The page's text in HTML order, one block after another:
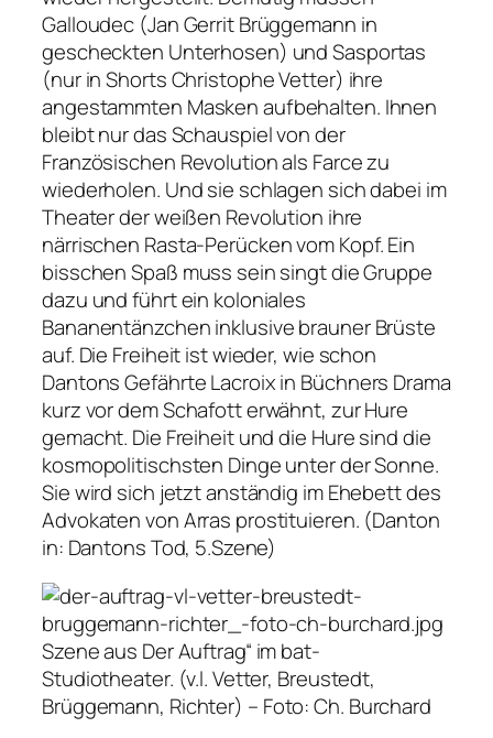
Galloudec (Jan Gerrit Brüggemann in
gescheckten Unterhosen) und Sasportas
(nur in Shorts Christophe Vetter) ihre
angestammten Masken aufbehalten. Ihnen
bleibt nur das Schauspiel von der
Französischen Revolution als Farce zu
wiederholen. Und sie schlagen sich dabei im
Theater der weißen Revolution ihre
närrischen Rasta-Perücken vom Kopf. Ein
bisschen Spaß muss sein singt die Gruppe
dazu und führt ein koloniales
Bananentänzchen inklusive brauner Brüste
auf. Die Freiheit ist wieder, wie schon
Dantons Gefährte Lacroix in Büchners Drama
kurz vor dem Schafott erwähnt, zur Hure
gemacht. Die Freiheit und die Hure sind die
kosmopolitischsten Dinge unter der Sonne.
Sie wird sich jetzt anständig im Ehebett des
Advokaten von Arras prostituieren. (Danton
in: Dantons Tod, 5.Szene)
Szene aus Der Auftrag“ im bat-
Studiotheater. (v.l. Vetter, Breustedt,
Brüggemann, Richter) – Foto: Ch. Burchard